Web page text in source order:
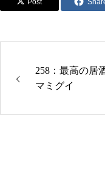
Post
258：最高の居
マミグイ